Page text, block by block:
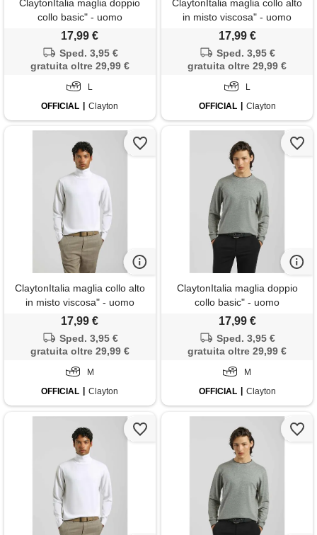
ClaytonItalia maglia doppio
collo basic" - uomo
17,99 €
Sped. 3,95 €
gratuita oltre 29,99 €
L
OFFICIAL
Clayton
ClaytonItalia maglia collo alto
in misto viscosa" - uomo
17,99 €
Sped. 3,95 €
gratuita oltre 29,99 €
L
OFFICIAL
Clayton
ClaytonItalia maglia collo alto
in misto viscosa" - uomo
17,99 €
Sped. 3,95 €
gratuita oltre 29,99 €
M
OFFICIAL
Clayton
ClaytonItalia maglia doppio
collo basic" - uomo
17,99 €
Sped. 3,95 €
gratuita oltre 29,99 €
M
OFFICIAL
Clayton